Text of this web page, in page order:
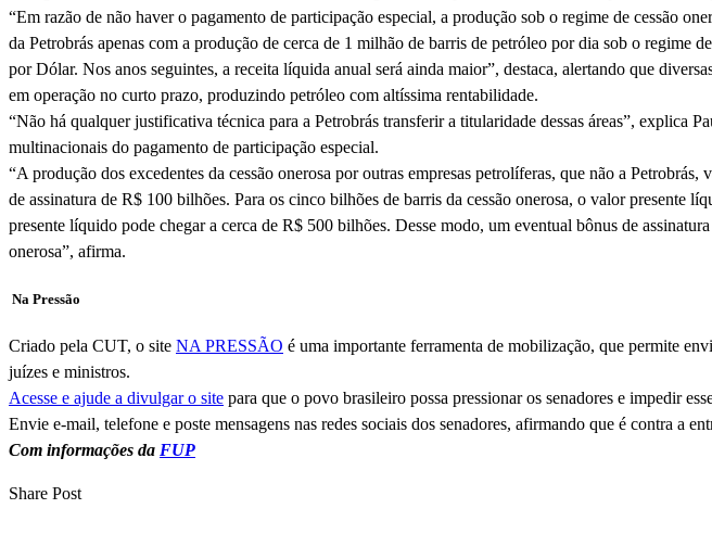
“Em razão de não haver o pagamento de participação especial, a produção sob o regime de cessão
da Petrobrás apenas com a produção de cerca de 1 milhão de barris de petróleo por dia sob o
por Dólar. Nos anos seguintes, a receita líquida anual será ainda maior”, destaca, alertando que
em operação no curto prazo, produzindo petróleo com altíssima rentabilidade.
“Não há qualquer justificativa técnica para a Petrobrás transferir a titularidade dessas áreas”, explica
multinacionais do pagamento de participação especial.
“A produção dos excedentes da cessão onerosa por outras empresas petrolíferas, que não a
de assinatura de R$ 100 bilhões. Para os cinco bilhões de barris da cessão onerosa, o valor
presente líquido pode chegar a cerca de R$ 500 bilhões. Desse modo, um eventual bônus de
onerosa”, afirma.
Na Pressão
Criado pela CUT, o site NA PRESSÃO é uma importante ferramenta de mobilização, que permite
juízes e ministros.
Acesse e ajude a divulgar o site para que o povo brasileiro possa pressionar os senadores e impedir
Envie e-mail, telefone e poste mensagens nas redes sociais dos senadores, afirmando que é contra a
Com informações da FUP
Share Post